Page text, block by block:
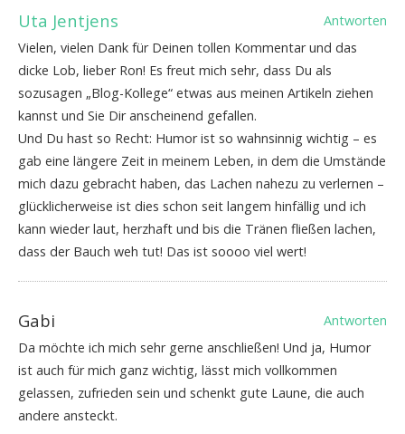
Uta Jentjens
Antworten
Vielen, vielen Dank für Deinen tollen Kommentar und das
dicke Lob, lieber Ron! Es freut mich sehr, dass Du als
sozusagen „Blog-Kollege“ etwas aus meinen Artikeln ziehen
kannst und Sie Dir anscheinend gefallen.
Und Du hast so Recht: Humor ist so wahnsinnig wichtig – es
gab eine längere Zeit in meinem Leben, in dem die Umstände
mich dazu gebracht haben, das Lachen nahezu zu verlernen –
glücklicherweise ist dies schon seit langem hinfällig und ich
kann wieder laut, herzhaft und bis die Tränen fließen lachen,
dass der Bauch weh tut! Das ist soooo viel wert!
Gabi
Antworten
Da möchte ich mich sehr gerne anschließen! Und ja, Humor
ist auch für mich ganz wichtig, lässt mich vollkommen
gelassen, zufrieden sein und schenkt gute Laune, die auch
andere ansteckt.